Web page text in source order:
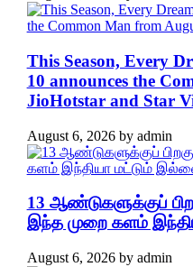
This Season, Every
10 announces the
JioHotstar and Star
August 6, 2026by admin
13 ஆண்டுகளுக்குப்
இந்த முறை களம்
August 6, 2026by admin